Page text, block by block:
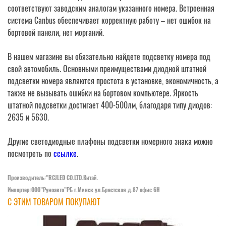
соответствуют заводским аналогам указанного номера. Встроенная
система Canbus обеспечивает корректную работу – нет ошибок на
бортовой панели, нет морганий.
В нашем магазине вы обязательно найдете подсветку номера под
свой автомобиль. Основными преимуществами диодной штатной
подсветки номера являются простота в установке, экономичность, а
также не вызывать ошибки на бортовом компьютере. Яркость
штатной подсветки достигает 400-500лм, благодаря типу диодов:
2635 и 5630.
Другие светодиодные плафоны подсветки номерного знака можно
посмотреть по ссылке.
Производитель:”RCJLED CO.LTD.Китай.
Импортер:ООО”Руноавто”РБ г.Минск ул.Брестская д.87 офис 6Н
С ЭТИМ ТОВАРОМ ПОКУПАЮТ